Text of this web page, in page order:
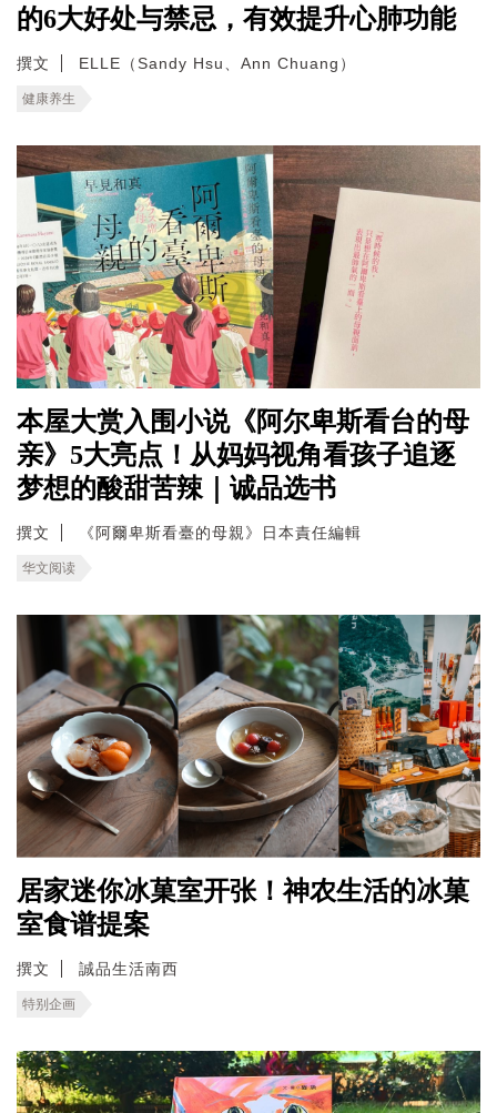
的6大好处与禁忌，有效提升心肺功能
撰文 ELLE（Sandy Hsu、Ann Chuang）
健康养生
本屋大赏入围小说《阿尔卑斯看台的母
亲》5大亮点！从妈妈视角看孩子追逐
梦想的酸甜苦辣｜诚品选书
撰文 《阿爾卑斯看臺的母親》日本責任編輯
华文阅读
居家迷你冰菓室开张！神农生活的冰菓
室食谱提案
撰文 誠品生活南西
特别企画